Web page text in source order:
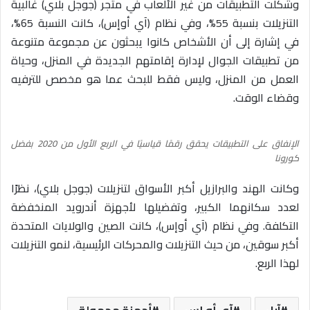
وشكلت التطبيقات من غير الألعاب في متجر (جوجل بلاي) غالبية
التنزيلات بنسبة 55%، وفي نظام (آي أوإس)، كانت النسبة 65%،
في إشارة إلى أن الأشخاص كانوا يبحثون عن مجموعة متنوعة
من تطبيقات الجوال لإدارة إقامتهم الجديدة في المنزل، وحياة
العمل من المنزل، وليس فقط للبحث عما هو مخصص للترفيه
وقضاء الوقت.
الإنفاق على التطبيقات يحقق رقمًا قياسيًا في الربع الأول من 2020 بفضل
كورونا
وكانت الهند والبرازيل أكبر الأسواق لتنزيلات (جوجل بلاي)، نظرًا
لعدد سكانهما الكبير، وتفضيلها لأجهزة أندرويد المنخفضة
التكلفة. وفي نظام (آي أوإس)، كانت الصين والولايات المتحدة
أكبر سوقين، من حيث التنزيلات والمحركات الرئيسية، لنمو التنزيلات
لهذا الربع.